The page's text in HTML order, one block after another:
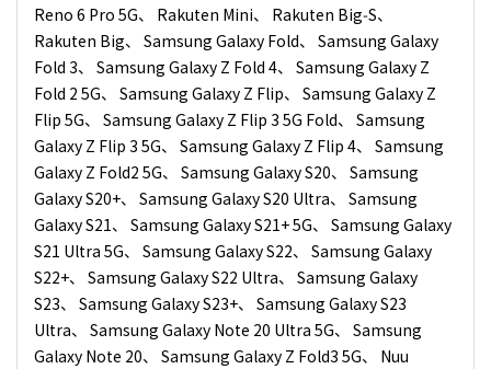
Reno 6 Pro 5G、 Rakuten Mini、 Rakuten Big‑S、
Rakuten Big、 Samsung Galaxy Fold、 Samsung Galaxy
Fold 3、 Samsung Galaxy Z Fold 4、 Samsung Galaxy Z
Fold 2 5G、 Samsung Galaxy Z Flip、 Samsung Galaxy Z
Flip 5G、 Samsung Galaxy Z Flip 3 5G Fold、 Samsung
Galaxy Z Flip 3 5G、 Samsung Galaxy Z Flip 4、 Samsung
Galaxy Z Fold2 5G、 Samsung Galaxy S20、 Samsung
Galaxy S20+、 Samsung Galaxy S20 Ultra、 Samsung
Galaxy S21、 Samsung Galaxy S21+ 5G、 Samsung Galaxy
S21 Ultra 5G、 Samsung Galaxy S22、 Samsung Galaxy
S22+、 Samsung Galaxy S22 Ultra、 Samsung Galaxy
S23、 Samsung Galaxy S23+、 Samsung Galaxy S23
Ultra、 Samsung Galaxy Note 20 Ultra 5G、 Samsung
Galaxy Note 20、 Samsung Galaxy Z Fold3 5G、 Nuu